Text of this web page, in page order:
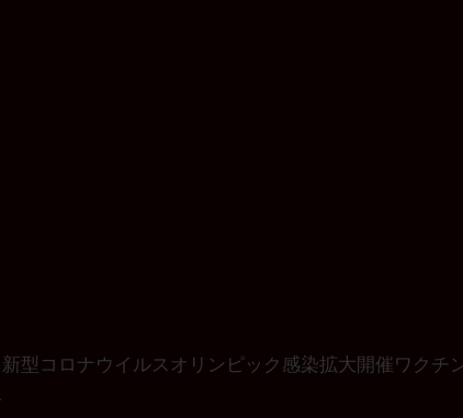
新型コロナウイルス オリンピック 感染拡大開催ワクチ